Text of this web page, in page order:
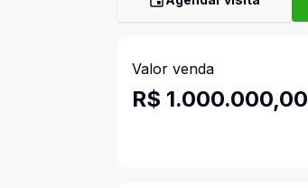
Valor venda
R$ 1.000.000,00